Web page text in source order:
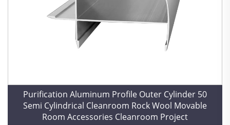
Purification Aluminum Profile Outer Cylinder 50
Semi Cylindrical Cleanroom Rock Wool Movable
Room Accessories Cleanroom Project